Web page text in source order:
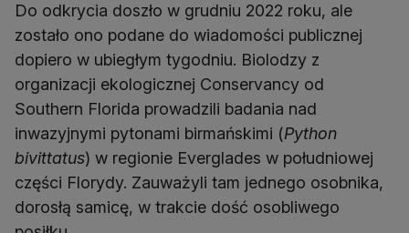
Do odkrycia doszło w grudniu 2022 roku, ale
zostało ono podane do wiadomości publicznej
dopiero w ubiegłym tygodniu. Biolodzy z
organizacji ekologicznej Conservancy od
Southern Florida prowadzili badania nad
inwazyjnymi pytonami birmańskimi (Python
bivittatus) w regionie Everglades w południowej
części Florydy. Zauważyli tam jednego osobnika,
dorosłą samicę, w trakcie dość osobliwego